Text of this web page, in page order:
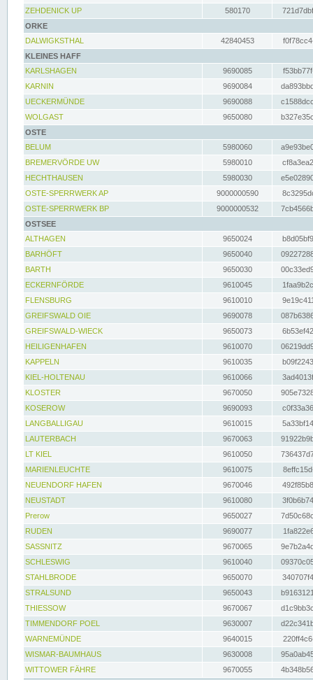
ZEHDENICK UP
580170
ORKE
DALWIGKSTHAL
42840453
KLEINES HAFF
KARLSHAGEN
9690085
KARNIN
9690084
UECKERMÜNDE
9690088
WOLGAST
9650080
OSTE
BELUM
5980060
BREMERVÖRDE UW
5980010
HECHTHAUSEN
5980030
OSTE-SPERRWERK AP
9000000590
OSTE-SPERRWERK BP
9000000532
OSTSEE
ALTHAGEN
9650024
BARHÖFT
9650040
BARTH
9650030
ECKERNFÖRDE
9610045
FLENSBURG
9610010
GREIFSWALD OIE
9690078
GREIFSWALD-WIECK
9650073
HEILIGENHAFEN
9610070
KAPPELN
9610035
KIEL-HOLTENAU
9610066
KLOSTER
9670050
KOSEROW
9690093
LANGBALLIGAU
9610015
LAUTERBACH
9670063
LT KIEL
9610050
MARIENLEUCHTE
9610075
NEUENDORF HAFEN
9670046
NEUSTADT
9610080
Prerow
9650027
RUDEN
9690077
SASSNITZ
9670065
SCHLESWIG
9610040
STAHLBRODE
9650070
STRALSUND
9650043
THIESSOW
9670067
TIMMENDORF POEL
9630007
WARNEMÜNDE
9640015
WISMAR-BAUMHAUS
9630008
WITTOWER FÄHRE
9670055